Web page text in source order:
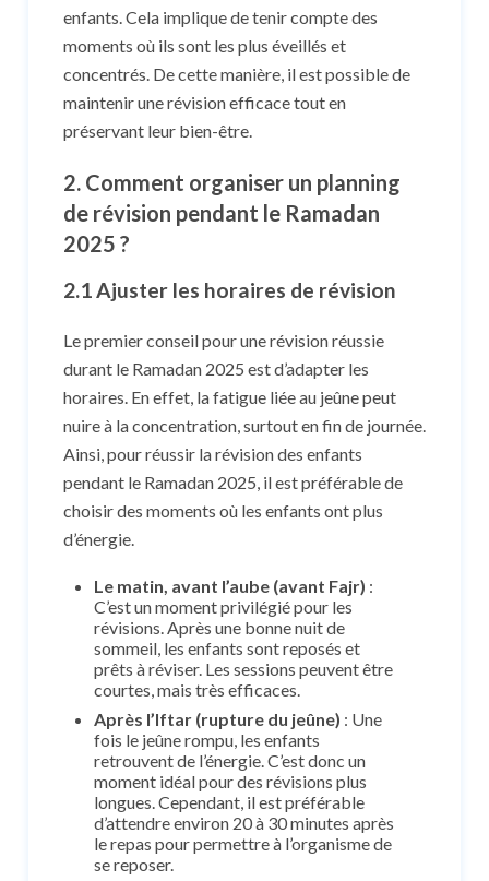
enfants. Cela implique de tenir compte des
moments où ils sont les plus éveillés et
concentrés. De cette manière, il est possible de
maintenir une révision efficace tout en
préservant leur bien-être.
2. Comment organiser un planning
de révision pendant le Ramadan
2025 ?
2.1 Ajuster les horaires de révision
Le premier conseil pour une révision réussie
durant le Ramadan 2025 est d’adapter les
horaires. En effet, la fatigue liée au jeûne peut
nuire à la concentration, surtout en fin de journée.
Ainsi, pour réussir la révision des enfants
pendant le Ramadan 2025, il est préférable de
choisir des moments où les enfants ont plus
d’énergie.
Le matin, avant l’aube (avant Fajr) :
C’est un moment privilégié pour les
révisions. Après une bonne nuit de
sommeil, les enfants sont reposés et
prêts à réviser. Les sessions peuvent être
courtes, mais très efficaces.
Après l’Iftar (rupture du jeûne) : Une
fois le jeûne rompu, les enfants
retrouvent de l’énergie. C’est donc un
moment idéal pour des révisions plus
longues. Cependant, il est préférable
d’attendre environ 20 à 30 minutes après
le repas pour permettre à l’organisme de
se reposer.